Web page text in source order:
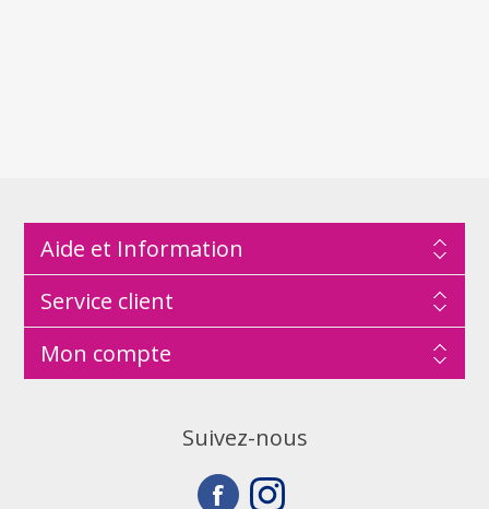
Aide et Information
Service client
Mon compte
Suivez-nous